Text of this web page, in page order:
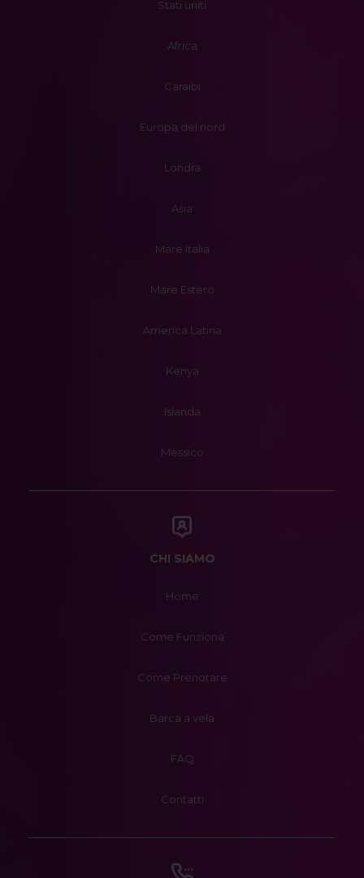
Stati uniti
Africa
Caraibi
Europa del nord
Londra
Asia
Mare Italia
Mare Estero
America Latina
Kenya
Islanda
Messico
CHI SIAMO
Home
Come Funziona
Come Prenotare
Barca a vela
FAQ
Contatti